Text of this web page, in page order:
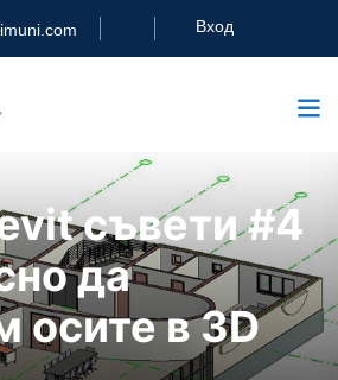
Вход
съвети #4
да
осите в 3D